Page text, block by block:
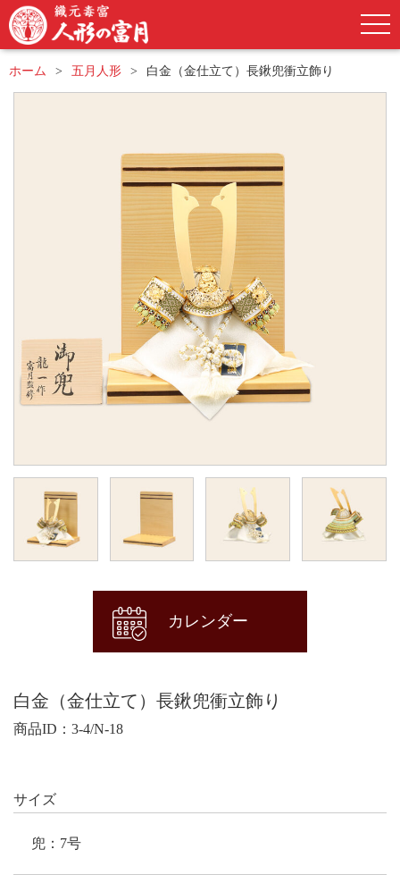
ホーム 五月人形 白金（金仕立て）長鍬兜衝立飾り
カレンダー
白金（金仕立て）長鍬兜衝立飾り
商品ID：3-4/N-18
サイズ
兜：7号